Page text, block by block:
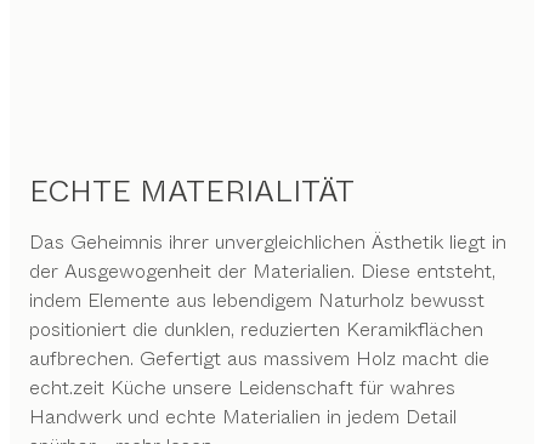
ECHTE MATERIALITÄT
Das Geheimnis ihrer unvergleichlichen Ästhetik liegt in
der Ausgewogenheit der Materialien. Diese entsteht,
indem Elemente aus lebendigem Naturholz bewusst
positioniert die dunklen, reduzierten Keramikflächen
aufbrechen. Gefertigt aus massivem Holz macht die
echt.zeit Küche unsere Leidenschaft für wahres
Handwerk und echte Materialien in jedem Detail